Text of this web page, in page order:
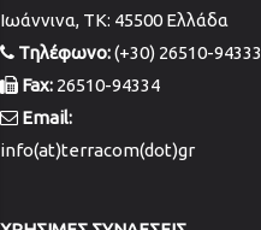
Ιωάννινα, TK: 45500 Ελλάδα
Τηλέφωνο:(+30) 26510-94333
Fax: 26510-94334
Email:
info(at)terracom(dot)gr